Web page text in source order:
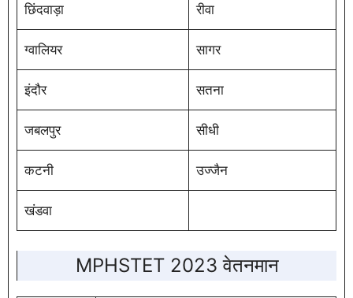
छिंदवाड़ा रीवा
ग्वालियर सागर
इंदौर सतना
जबलपुर सीधी
कटनी उज्जैन
खंडवा
MPHSTET 2023 वेतनमान